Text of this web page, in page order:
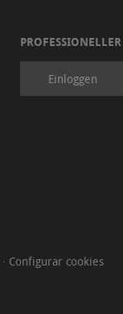
Einloggen
· Configurar cookies